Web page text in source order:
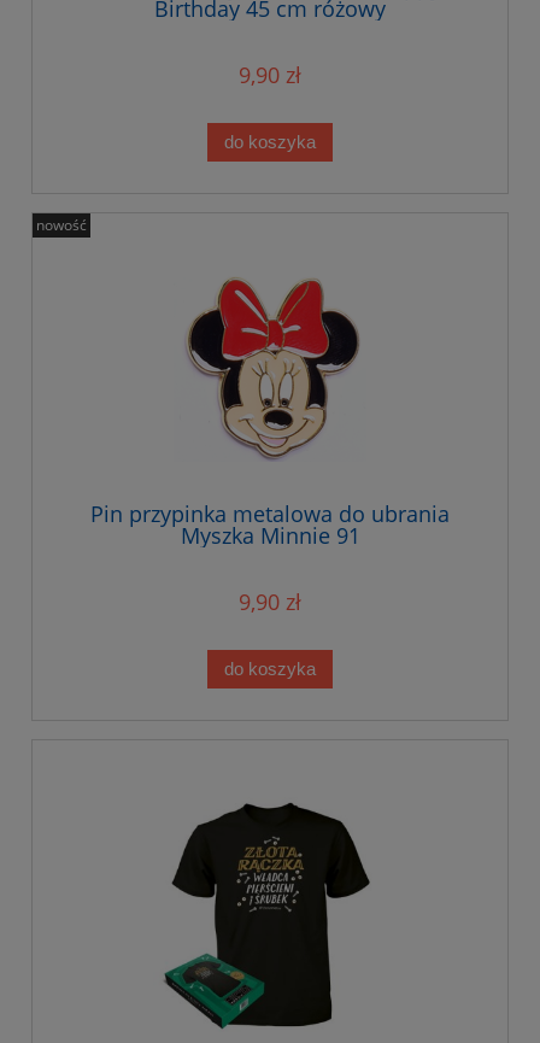
Birthday 45 cm różowy
9,90 zł
do koszyka
Pin przypinka metalowa do ubrania
Myszka Minnie 91
9,90 zł
do koszyka
nowość